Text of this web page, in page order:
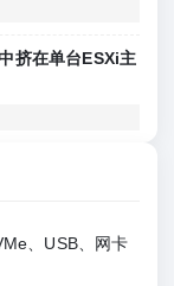
挤在单台ESXi主
、USB、网卡